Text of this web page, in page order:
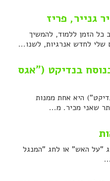
גנייר, פריז
כל הזמן ללמוד, להמשיך
לחדש אנרגיות, לשנו...
בנדיקט ("אגס
היא אחת ממנות
שאני מכיר. מ...
"על האש" או לחג "המנגל